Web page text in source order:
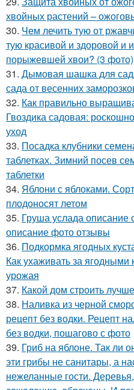
хвойных растений –
30. Чем лечить тую от
тую красивой и здоровой и
порыжевшей хвои? (3 фото)
31. Дымовая шашка для
сада от весенних
32. Как правильно
Гвоздика садовая:
уход
33. Посадка клубники
таблетках. Зимний посев
таблетки
34. Яблони с яблоками.
плодоносят летом
35. Груша услада описание
описание фото отзывы
36. Подкормка ягодных
Как ухаживать за ягодными
урожая
37. Какой дом строить
38. Наливка из черной
рецепт без водки. Рецепт
без водки, пошагово с фото
39. Гриб на яблоне. Так ли
эти грибы не санитары, а
нежеланные гости.